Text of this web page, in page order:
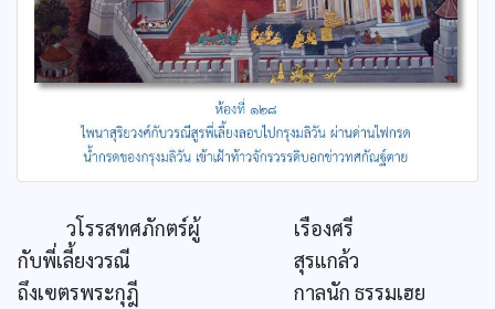
วโรรสทศภักตร์ผู้
เรืองศรี
กับพี่เลี้ยงวรณี
สุรแกล้ว
ถึงเฃตรพระกุฎี
กาลนัก ธรรมเฮย